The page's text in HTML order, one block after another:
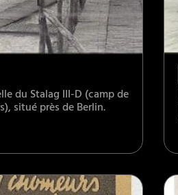
du Stalag III-D (camp de
situé près de Berlin.